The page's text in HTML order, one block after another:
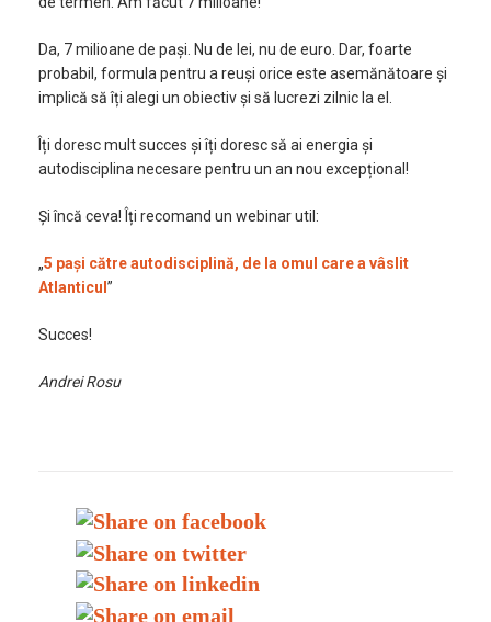
Da, 7 milioane de pași. Nu de lei, nu de euro. Dar, foarte
probabil, formula pentru a reuși orice este asemănătoare și
implică să îți alegi un obiectiv și să lucrezi zilnic la el.
Îți doresc mult succes și îți doresc să ai energia și
autodisciplina necesare pentru un an nou excepțional!
Și încă ceva! Îți recomand un webinar util:
„5 pași către autodisciplină, de la omul care a vâslit
Atlanticul ”
Succes!
Andrei Rosu